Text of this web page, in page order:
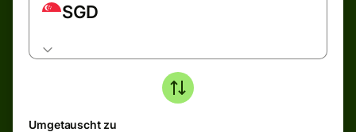
SGD
Umgetauscht zu